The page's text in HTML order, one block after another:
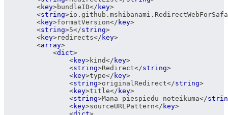
<key>bundleID</ key>
<string>
<key>formatVersion</ key>
<string>5</string>
<key>redirects</ key>
<array>
<dict>
<key>kind</ key>
<string>Redirect</string>
<key>type</ key>
<string>originalRedirect</string>
<key>title</ key>
<string>Mana piespiedu noteikuma</
<key>sourceURLPattern</ key>